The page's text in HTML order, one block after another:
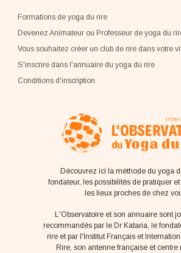
Formations de yoga du rire
Devenez Animateur ou Professeur de yoga du
Vous souhaitez créer un club de rire dans votre
S'inscrire dans l'annuaire du yoga du rire
Conditions d'inscription
Découvrez ici la méthode du yoga
fondateur, les possibilités de pratiquer
les lieux proches de chez
L'Observatoire et son annuaire sont
recommandés par le Dr Kataria, le
rire et par l'Institut Français et
Rire, son antenne française et centre